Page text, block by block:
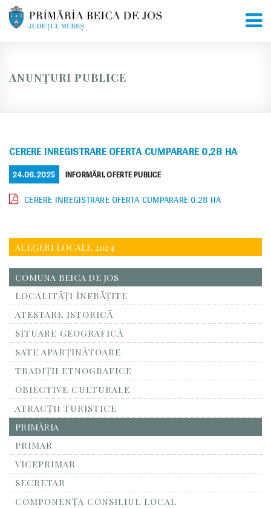
Skip
ANUNȚURI PUBLICE
CERERE INREGISTRARE OFERTA CUMPARARE 0,28 HA
POSTED
ON
24.06.2025 CATEGORIES
INFORMĂRI,OFERTE PUBLICE
CERERE INREGISTRARE OFERTA CUMPARARE 0,28 HA
ALEGERI LOCALE 2024
COMUNA BEICA DE JOS
LOCALITĂŢI ÎNFRĂŢITE
ATESTARE ISTORICĂ
SITUARE GEOGRAFICĂ
SATE APARȚINĂTOARE
TRADIȚII ETNOGRAFICE
OBIECTIVE CULTURALE
ATRACȚII TURISTICE
PRIMĂRIA
PRIMAR
VICEPRIMAR
SECRETAR
COMPONENȚA CONSILIUL LOCAL